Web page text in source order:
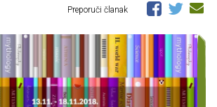
Preporuči članak